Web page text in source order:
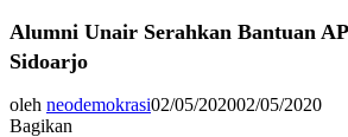
Alumni Unair Serahkan Bantuan
Sidoarjo
oleh neodemokrasi02/05/202002/05/2020
Bagikan